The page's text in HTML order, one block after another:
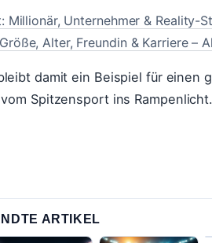
Millionär, Unternehmer & Reality-
Alter, Freundin & Karriere –
damit ein Beispiel für einen
Spitzensport ins
ARTIKEL